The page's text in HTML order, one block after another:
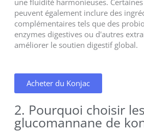
peuvent également inclure des
complémentaires tels que des
enzymes digestives ou d'autres
améliorer le soutien digestif global.
Acheter du Konjac
2. Pourquoi choisir
glucomannane de